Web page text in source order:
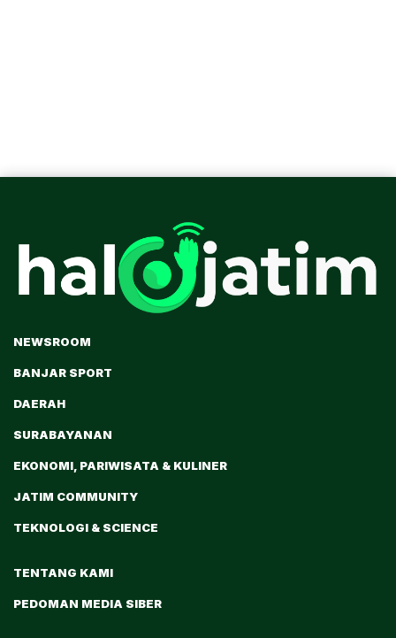
NEWSROOM
BANJAR SPORT
DAERAH
SURABAYANAN
EKONOMI, PARIWISATA & KULINER
JATIM COMMUNITY
TEKNOLOGI & SCIENCE
TENTANG KAMI
PEDOMAN MEDIA SIBER